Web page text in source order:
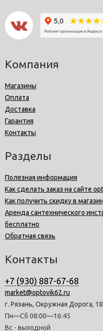
Компания
Магазины
Оплата
Доставка
Гарантия
Контакты
Разделы
Полезная информация
Как сделать заказ на сайте
Как получить скидку в
Аренда сантехнического
бесплатно
Обратная связь
Контакты
+7 (930) 887-67-68
market@optovik62.ru
г. Рязань, Окружная Дорога,
Пн—Сб 08:00—16:45
Вс - выходной